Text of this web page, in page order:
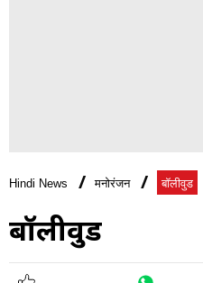
Hindi News मनोरंजन बॉलीवुड
बॉलीवुड